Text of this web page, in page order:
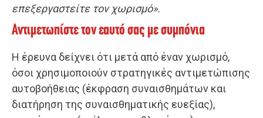
επεξεργαστείτε τον χωρισμό».
Αντιμετωπίστε τον εαυτό σας με συμπόνια
Η έρευνα δείχνει ότι μετά από έναν χωρισμό,
όσοι χρησιμοποιούν στρατηγικές αντιμετώπισης
αυτοβοήθειας (έκφραση συναισθημάτων και
διατήρηση της συναισθηματικής ευεξίας),